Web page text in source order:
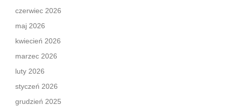
czerwiec 2026
maj 2026
kwiecień 2026
marzec 2026
luty 2026
styczeń 2026
grudzień 2025